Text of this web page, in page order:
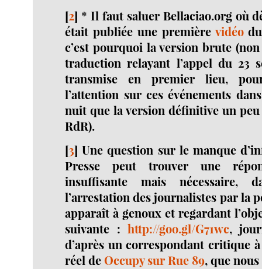
[2] *Il faut saluer Bellaciao.org où
était publiée une première vidéodu
c’est pourquoi la version brute
traduction relayant l’appel du 23
transmise en premier lieu,
l’attention sur ces événements
nuit que la version définitive un
RdR).
[3]Une question sur le manque
Presse peut trouver une
insuffisante mais
l’arrestation des journalistes par la
apparaît à genoux et regardant
suivante : http://goo.gl/G71wc,
d’après un correspondant critique
réel deOccupy sur Rue 89, que